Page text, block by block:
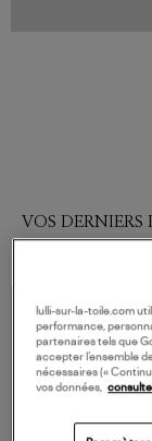
VOS DERNIERS
lulli-sur-la-toile.com
performance,
partenaires tels que
accepter l’ensemble
nécessaires («
vos données,